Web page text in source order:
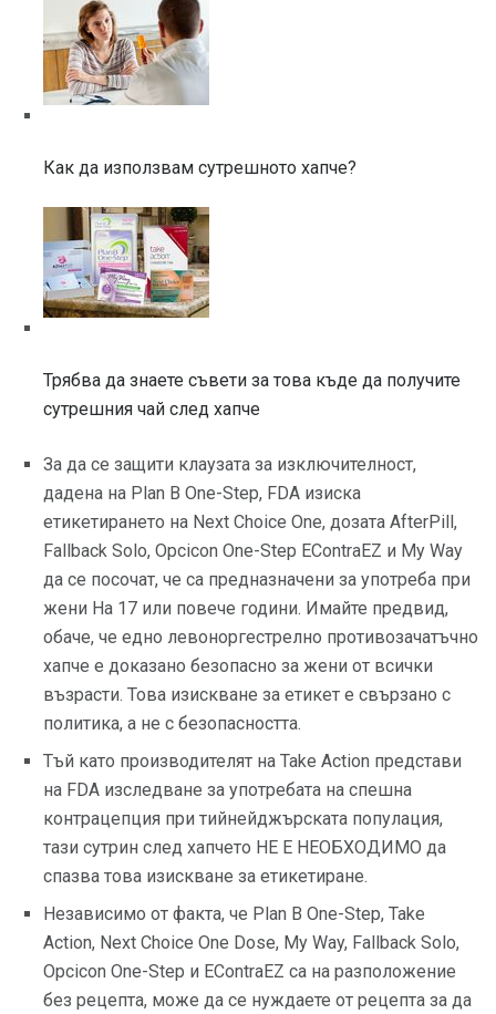
Как да използвам сутрешното хапче?
Трябва да знаете съвети за това къде да получите
сутрешния чай след хапче
За да се защити клаузата за изключителност,
дадена на Plan B One-Step, FDA изиска
етикетирането на Next Choice One, дозата AfterPill,
Fallback Solo, Opcicon One-Step EContraEZ и My Way
да се посочат, че са предназначени за употреба при
жени На 17 или повече години. Имайте предвид,
обаче, че едно левоноргестрелно противозачатъчно
хапче е доказано безопасно за жени от всички
възрасти. Това изискване за етикет е свързано с
политика, а не с безопасността.
Тъй като производителят на Take Action представи
на FDA изследване за употребата на спешна
контрацепция при тийнейджърската популация,
тази сутрин след хапчето НЕ Е НЕОБХОДИМО да
спазва това изискване за етикетиране.
Независимо от факта, че Plan B One-Step, Take
Action, Next Choice One Dose, My Way, Fallback Solo,
Opcicon One-Step и EContraEZ са на разположение
без рецепта, може да се нуждаете от рецепта за да